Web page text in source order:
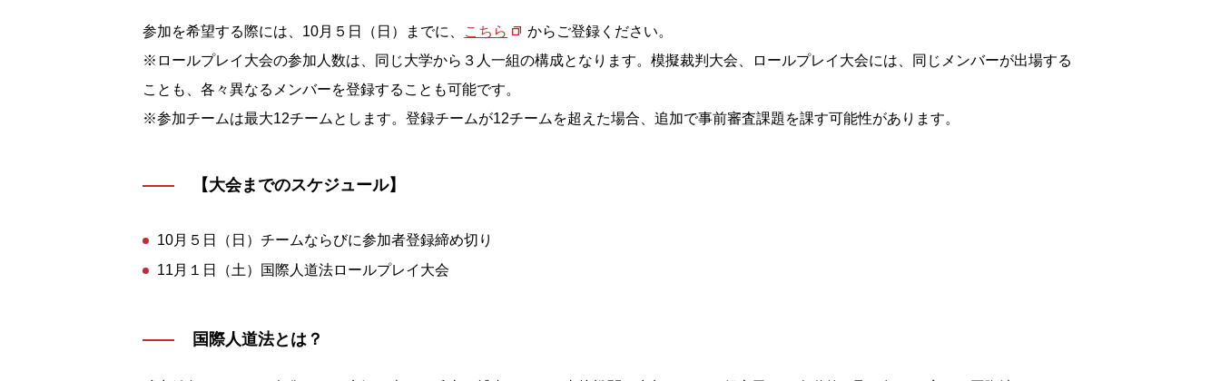
参加を希望する際には、10月５日（日）までに、 こちら
からご登録ください。
※ロールプレイ大会の参加人数は、同じ大学から３人一組の構成となります。模擬裁判大会、ロールプレイ大会には、同じメンバーが出場する
ことも、各々異なるメンバーを登録することも可能です。
※参加チームは最大12チームとします。登録チームが12チームを超えた場合、追加で事前審査課題を課す可能性があります。
【大会までのスケジュール】
10月５日（日）チームならびに参加者登録締め切り
11月１日（土）国際人道法ロールプレイ大会
国際人道法とは？